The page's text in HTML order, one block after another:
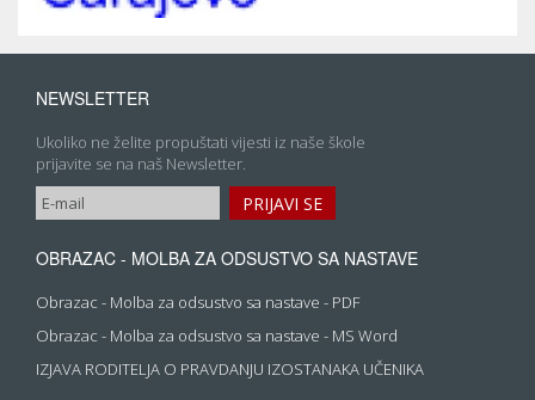
NEWSLETTER
Ukoliko ne želite propuštati vijesti iz naše škole
prijavite se na naš Newsletter.
OBRAZAC - MOLBA ZA ODSUSTVO SA NASTAVE
Obrazac - Molba za odsustvo sa nastave - PDF
Obrazac - Molba za odsustvo sa nastave - MS Word
IZJAVA RODITELJA O PRAVDANJU IZOSTANAKA UČENIKA